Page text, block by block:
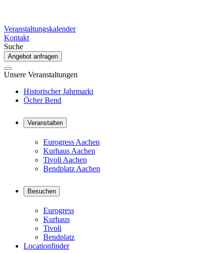
Veranstaltungskalender
Kontakt
Suche
Angebot anfragen
Unsere Veranstaltungen
Historischer Jahrmarkt
Öcher Bend
Veranstalten
Eurogress Aachen
Kurhaus Aachen
Tivoli Aachen
Bendplatz Aachen
Besuchen
Eurogress
Kurhaus
Tivoli
Bendplatz
Locationfinder